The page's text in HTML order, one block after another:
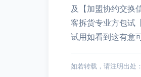
及【加盟协约交换
客拆货专业方包试
试用如看到这有意
如若转载，请注明出